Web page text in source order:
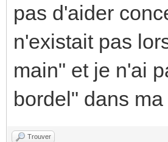
pas d'aider
n'existait pas
main" et je n'ai
bordel" dans
Trouver